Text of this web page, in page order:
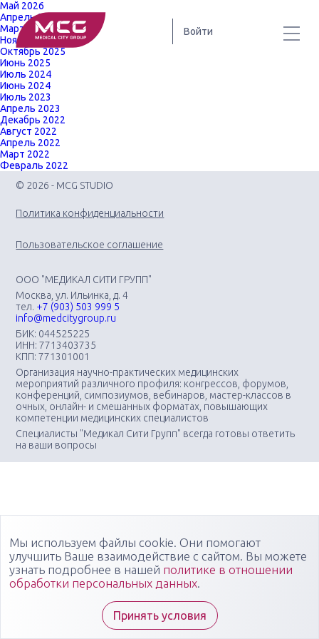
Войти
Май 2026
Апрель 2026
Март 2026
Ноябрь 2025
Октябрь 2025
Июнь 2025
Июль 2024
Июнь 2024
Июль 2023
Апрель 2023
Декабрь 2022
Август 2022
Апрель 2022
Март 2022
Февраль 2022
© 2026 - MCG STUDIO
Политика конфиденциальности
Пользовательское соглашение
ООО "МЕДИКАЛ СИТИ ГРУПП"
Москва, ул. Ильинка, д. 4
тел. +7 (903) 503 999 5
info@medcitygroup.ru
БИК: 044525225
ИНН: 7713403735
КПП: 771301001
Организация научно-практических медицинских
мероприятий различного профиля: конгрессов, форумов,
конференций, симпозиумов, вебинаров, мастер-классов в
очных, онлайн- и смешанных форматах, повышающих
компетенции медицинских специалистов
Специалисты "Медикал Сити Групп" всегда готовы ответить
на ваши вопросы
Мы используем файлы cookie. Они помогают
улучшить Ваше взаимодействие с сайтом. Вы можете
узнать подробнее в нашей политике в отношении
обработки персональных данных.
Принять условия